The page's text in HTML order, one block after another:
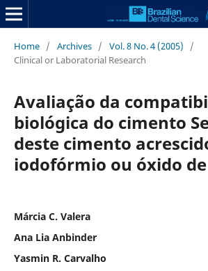
Home / Archives / Vol. 8 No. 4 (2005)
/
Clinical or Laboratorial Research
Avaliação da
biológica do cimento
deste cimento
iodofórmio ou óxido
Márcia C. Valera
Ana Lia Anbinder
Yasmin R. Carvalho